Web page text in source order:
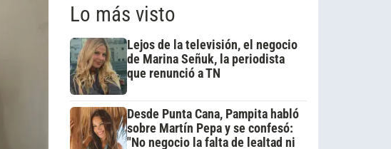
Lo más visto
Lejos de la televisión, el negocio
de Marina Señuk, la periodista
que renunció a TN
Desde Punta Cana, Pampita habló
sobre Martín Pepa y se confesó:
"No negocio la falta de lealtad ni